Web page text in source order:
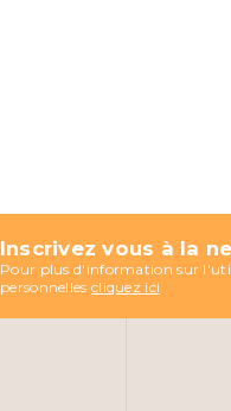
Inscrivez vous à la
Pour plus d'information sur
personnelles cliquez ici